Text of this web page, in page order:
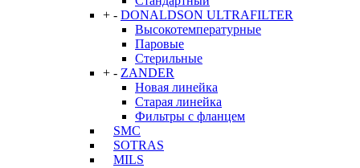
+ - DONALDSON ULTRAFILTER
Высокотемпературные
Паровые
Стерильные
+ - ZANDER
Новая линейка
Старая линейка
Фильтры с фланцем
SMC
SOTRAS
MILS